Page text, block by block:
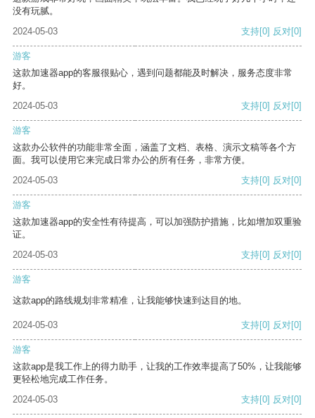
没有玩腻。
2024-05-03
支持[0] 反对[0]
游客
这款加速器app的客服很贴心，遇到问题都能及时解决，服务态度非常
好。
2024-05-03
支持[0] 反对[0]
游客
这款办公软件的功能非常全面，涵盖了文档、表格、演示文稿等各个方
面。我可以使用它来完成日常办公的所有任务，非常方便。
2024-05-03
支持[0] 反对[0]
游客
这款加速器app的安全性有待提高，可以加强防护措施，比如增加双重验
证。
2024-05-03
支持[0] 反对[0]
游客
这款app的路线规划非常精准，让我能够快速到达目的地。
2024-05-03 支持[0] 反对[0]
游客
这款app是我工作上的得力助手，让我的工作效率提高了50%，让我能够
更轻松地完成工作任务。
2024-05-03
支持[0] 反对[0]